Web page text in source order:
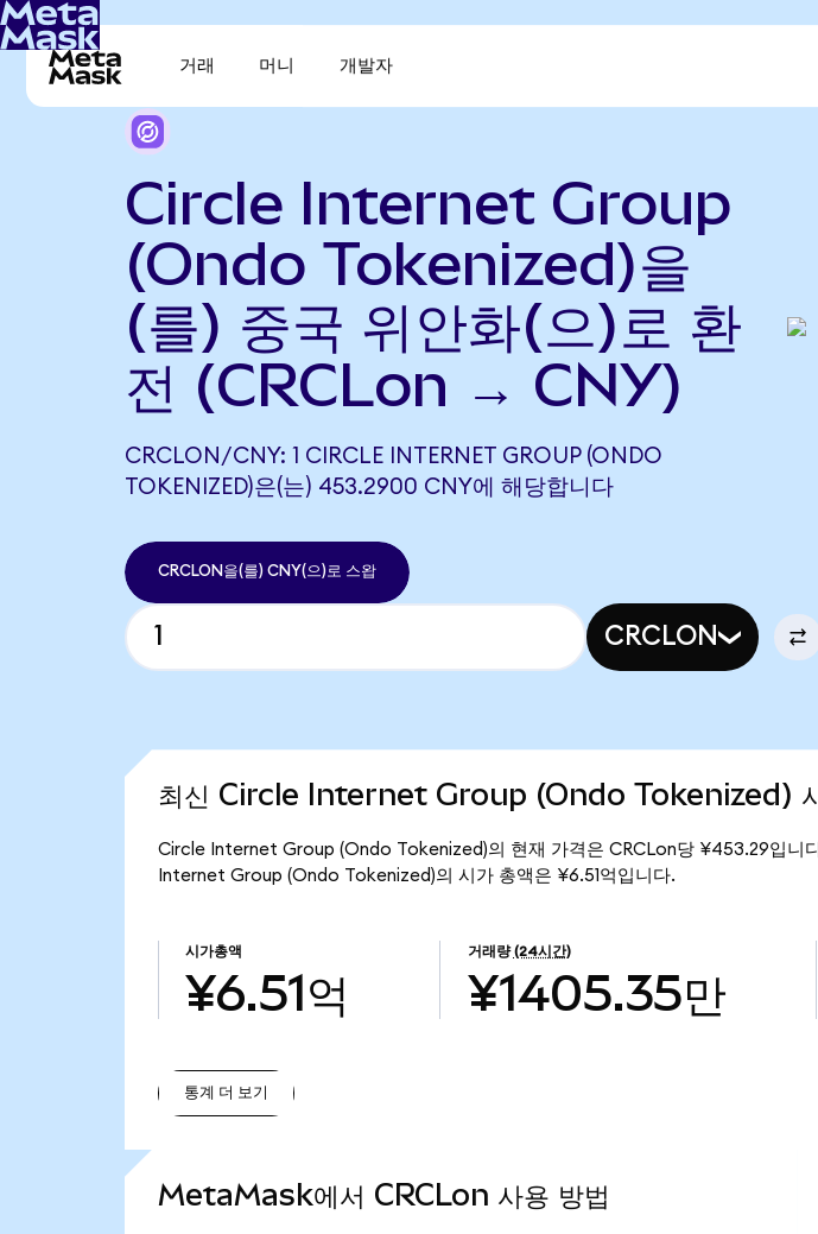
거래 머니 개발자
Circle Internet Group
(Ondo Tokenized)을
(를) 중국 위안화(으)로 환
전 (CRCLon → CNY)
CRCLON/CNY: 1 CIRCLE INTERNET GROUP (ONDO
TOKENIZED)은(는) 453.2900 CNY에 해당합니다
CRCLON을(를) CNY(으)로 스왑
CRCLON
최신 Circle Internet Group (Ondo Tokenized)
Circle Internet Group (Ondo Tokenized)의 현재 가격은 CRCLon당 ¥453.29입니
Internet Group (Ondo Tokenized)의 시가 총액은 ¥6.51억입니다.
시가총액
¥6.51억
거래량 (24시간)
¥1405.35만
통계 더 보기
MetaMask에서 CRCLon 사용 방법